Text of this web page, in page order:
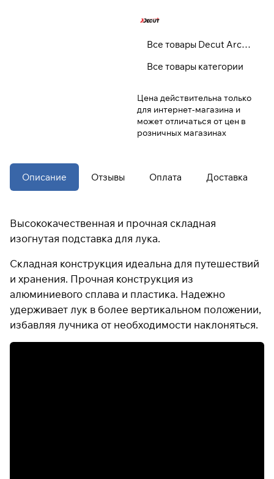
Все товары Decut Archey
Все товары категории
Цена действительна только
для интернет-магазина и
может отличаться от цен в
розничных магазинах
Описание Отзывы Оплата Доставка
Высококачественная и прочная складная
изогнутая подставка для лука.
Складная конструкция идеальна для путешествий
и хранения. Прочная конструкция из
алюминиевого сплава и пластика. Надежно
удерживает лук в более вертикальном положении,
избавляя лучника от необходимости наклоняться.
% будут
с вашей карты
каждые 2 недели
* При оплате черезПЛАЙТ
скидки по купонам не
об оплате Плайтом
25
раз в 2
Остались вопросы?